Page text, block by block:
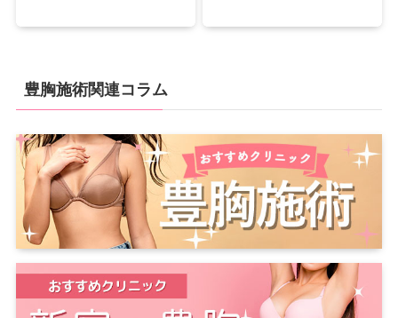
豊胸施術関連コラム